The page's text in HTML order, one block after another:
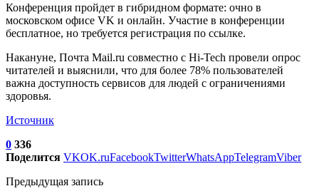
Конференция пройдет в гибридном формате: очно в
московском офисе VK и онлайн. Участие в конференции
бесплатное, но требуется регистрация по ссылке.
Накануне, Почта Mail.ru совместно с Hi-Tech провели опрос
читателей и выяснили, что для более 78% пользователей
важна доступность сервисов для людей с ограничениями
здоровья.
Источник
0 336
Поделится VKOK.ruFacebookTwitterWhatsAppTelegramViber
Предыдущая запись